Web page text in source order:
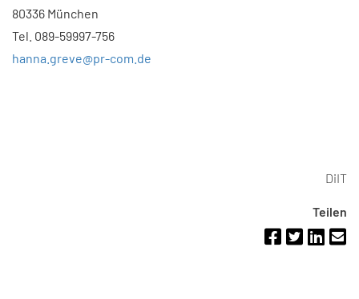
80336 München
Tel. 089-59997-756
hanna.greve@pr-com.de
DiIT
Teilen